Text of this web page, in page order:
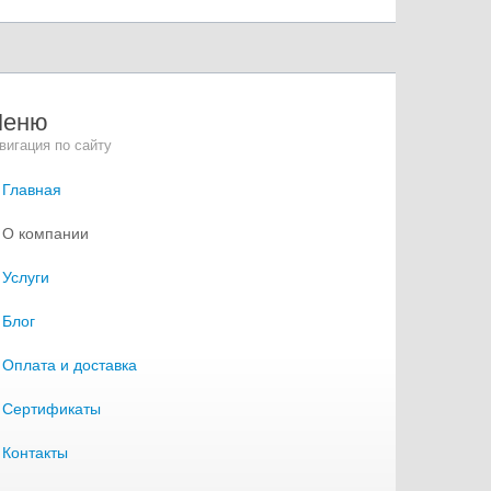
по сайту
Главная
О компании
Услуги
Блог
Оплата и доставка
Сертификаты
Контакты